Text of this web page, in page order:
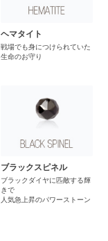
ヘマタイト
戦場でも身につけられていた
生命のお守り
ブラックスピネル
ブラックダイヤに匹敵する輝
きで
人気急上昇のパワーストーン